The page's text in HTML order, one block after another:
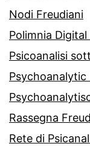
Nodi Freudiani
Polimnia
Psicoanalisi
Psychoanalytic
Rassegna
Rete di